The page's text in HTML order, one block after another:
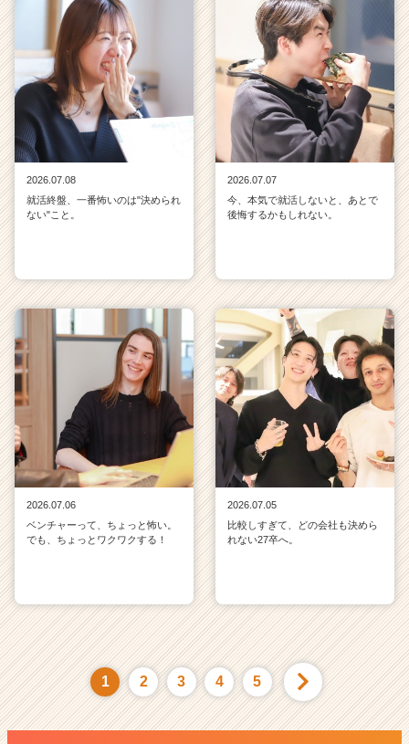
2026.07.08
就活終盤、一番怖いのは"決められ
ない"こと。
2026.07.07
今、本気で就活しないと、あとで
後悔するかもしれない。
2026.07.06
ベンチャーって、ちょっと怖い。
でも、ちょっとワクワクする！
2026.07.05
比較しすぎて、どの会社も決めら
れない27卒へ。
1 2 3 4 5